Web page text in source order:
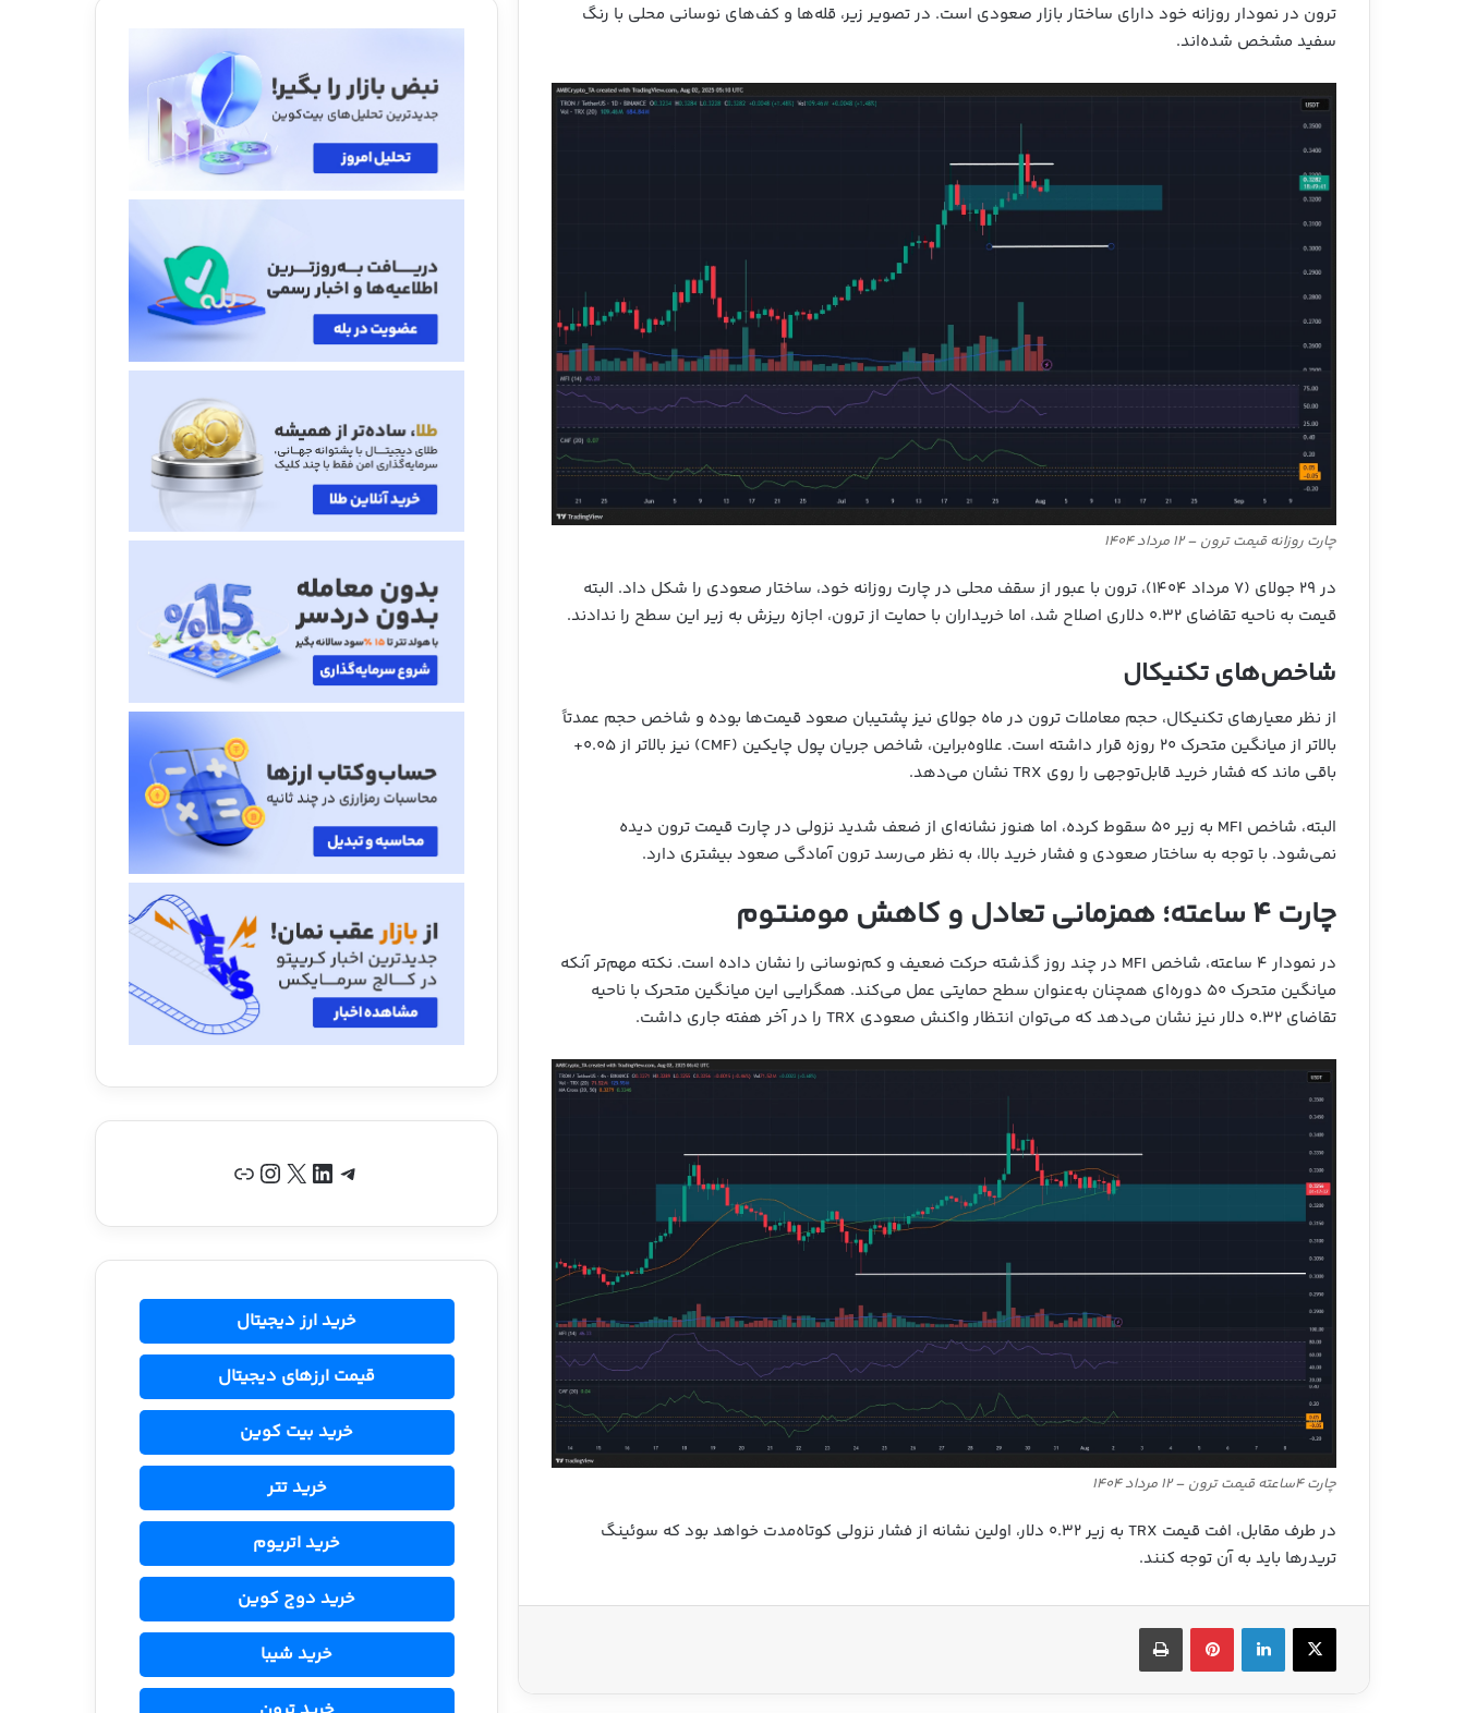
ترون در نمودار روزانه خود دارای ساختار بازار صعودی است. در تصویر زیر، قله‌ها و کف‌های نوسانی محلی با رنگ
سفید مشخص شده‌اند.
چارت روزانه قیمت ترون – ۱۲ مرداد ۱۴۰۴
در ۲۹ جولای (۷ مرداد ۱۴۰۴)، ترون با عبور از سقف محلی در چارت روزانه خود، ساختار صعودی را شکل داد. البته
قیمت به ناحیه تقاضای ۰.۳۲ دلاری اصلاح شد، اما خریداران با حمایت از ترون، اجازه ریزش به زیر این سطح را ندادند.
شاخص‌های تکنیکال
از نظر معیارهای تکنیکال، حجم معاملات ترون در ماه جولای نیز پشتیبان صعود قیمت‌ها بوده و شاخص حجم عمدتاً
بالاتر از میانگین متحرک ۲۰ روزه قرار داشته است. علاوه‌بر‌این، شاخص جریان پول چایکین (CMF) نیز بالاتر از ۰.۰۵+
باقی ماند که فشار خرید قابل‌توجهی را روی TRX نشان می‌دهد.
البته، شاخص MFI به زیر ۵۰ سقوط کرده، اما هنوز نشانه‌ای از ضعف شدید نزولی در چارت قیمت ترون دیده
نمی‌شود. با توجه به ساختار صعودی و فشار خرید بالا، به نظر می‌رسد ترون آمادگی صعود بیشتری دارد.
چارت ۴ ساعته؛ همزمانی تعادل و کاهش مومنتوم
در نمودار ۴ ساعته، شاخص MFI در چند روز گذشته حرکت ضعیف و کم‌نوسانی را نشان داده است. نکته مهم‌تر آنکه
میانگین متحرک ۵۰ دوره‌ای همچنان به‌عنوان سطح حمایتی عمل می‌کند. همگرایی این میانگین متحرک با ناحیه
تقاضای ۰.۳۲ دلار نیز نشان می‌دهد که می‌توان انتظار واکنش صعودی TRX را در آخر هفته جاری داشت.
چارت ۴ساعته قیمت ترون – ۱۲ مرداد ۱۴۰۴
در طرف مقابل، افت قیمت TRX به زیر ۰.۳۲ دلار، اولین نشانه از فشار نزولی کوتاه‌مدت خواهد بود که سوئینگ
تریدرها باید به آن توجه کنند.
X لینکدین ‫پین‌ترست
تلگرام لینکداین X اینستاگرم پیوند
خرید ارز دیجیتال
قیمت ارزهای دیجیتال
خرید بیت کوین
خرید تتر
خرید اتریوم
خرید دوج کوین
خرید شیبا